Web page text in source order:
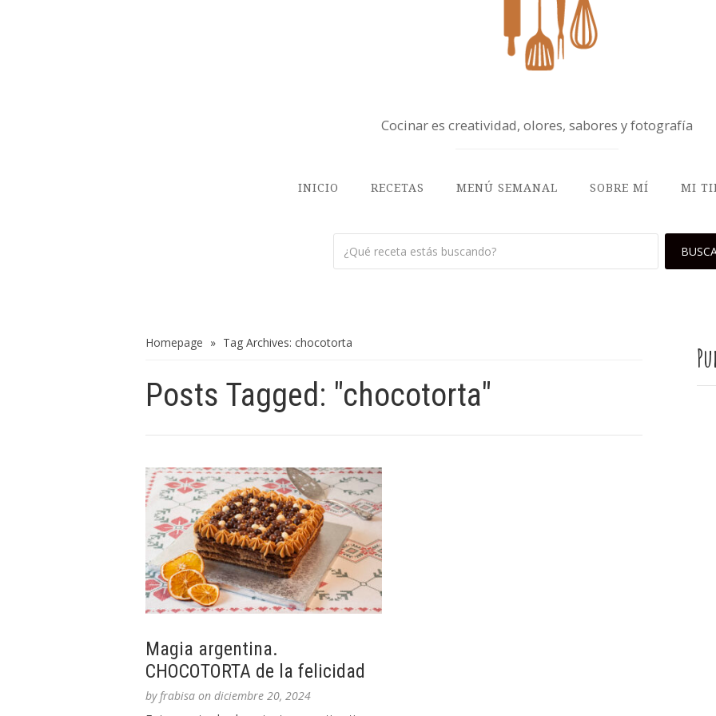
Cocinar es creatividad, olores, sabores y fotografía
INICIO RECETAS MENÚ SEMANAL SOBRE MÍ MI
Homepage » Tag Archives: chocotorta
Posts Tagged: "chocotorta"
Magia argentina.
CHOCOTORTA de la felicidad
byfrabisa on diciembre 20, 2024